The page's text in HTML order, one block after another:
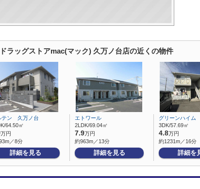
ドラッグストアmac(マック) 久万ノ台店の近くの物件
テン 久万ノ台
64.50㎡
万円
／8分
詳細を見る
エトワール
2LDK/69.04㎡
7.9万円
約963m／13分
詳細を見る
グリーンハイム
3DK/57.69㎡
4.8万円
約1231m／16分
詳細を